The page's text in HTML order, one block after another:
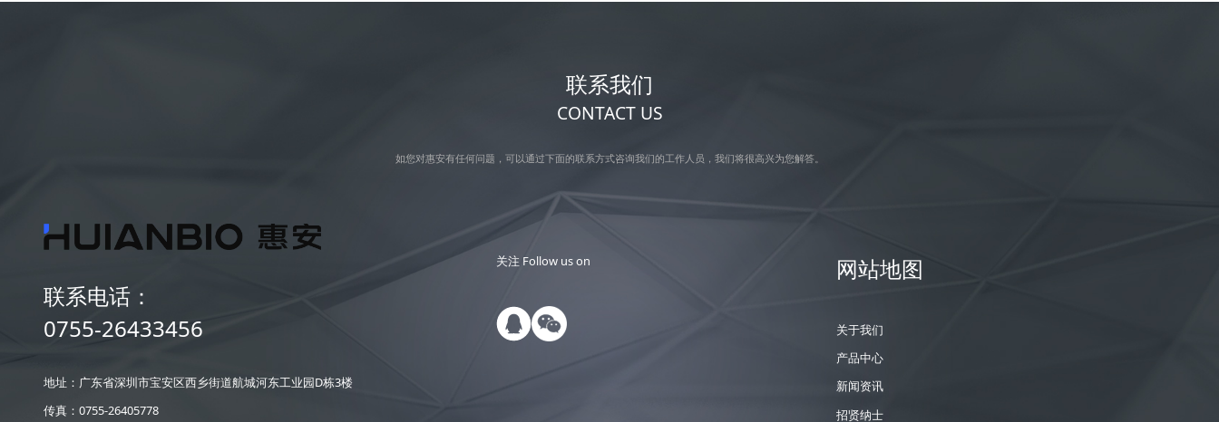
联系我们
CONTACT US
如您对惠安有任何问题，可以通过下面的联系方式咨询我们的工作人员，我们将很高兴为您解答。
联系电话：
0755-26433456
地址：广东省深圳市宝安区西乡街道航城河东工业园D栋3楼
传真：0755-26405778
关注 Follow us on 网站地图
关于我们
产品中心
新闻资讯
招贤纳士